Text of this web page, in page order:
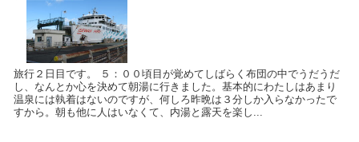
旅行２日目です。 ５：００頃目が覚めてしばらく布団の中でうだうだ
し、なんとか心を決めて朝湯に行きました。基本的にわたしはあまり
温泉には執着はないのですが、何しろ昨晩は３分しか入らなかったで
すから。朝も他に人はいなくて、内湯と露天を楽し...